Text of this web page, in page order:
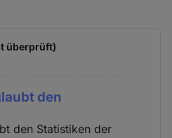
überprüft)
den
den Statistiken der